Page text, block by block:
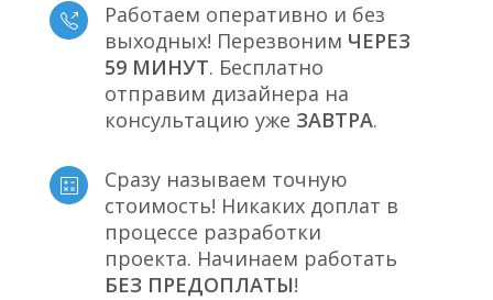
Работаем оперативно и без
выходных! Перезвоним ЧЕРЕЗ
59 МИНУТ. Бесплатно
отправим дизайнера на
консультацию уже ЗАВТРА.
Сразу называем точную
стоимость! Никаких доплат в
процессе разработки
проекта. Начинаем работать
БЕЗ ПРЕДОПЛАТЫ!